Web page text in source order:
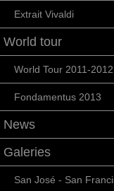
Extrait Vivaldi
World tour
World Tour 2011-2012
Fondamentus 2013
News
Galeries
San José - San